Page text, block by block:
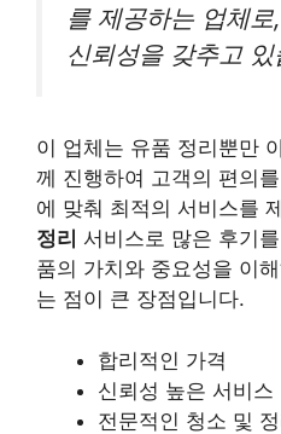
를 제공하는 업체
신뢰성을 갖추고 있
이 업체는 유품 정리뿐만
께 진행하여 고객의 편의
에 맞춰 최적의 서비스를
정리 서비스로 많은 후기
품의 가치와 중요성을 이
는 점이 큰 장점입니다.
합리적인 가격
신뢰성 높은 서비스
전문적인 청소 및